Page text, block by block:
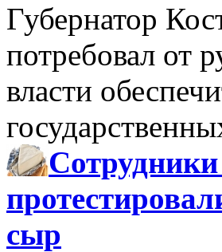
Губернатор
потребовал от
власти
сыр